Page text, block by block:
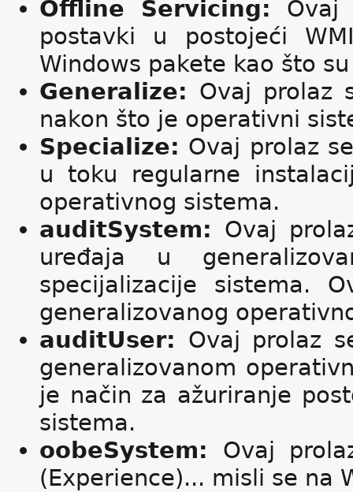
Offline Servicing: Ovaj
postavki u postojeći
Windows pakete kao što
Generalize: Ovaj prolaz
nakon što je operativni
Specialize: Ovaj prolaz
u toku regularne
operativnog sistema.
auditSystem: Ovaj
uređaja u
specijalizacije sistema.
generalizovanog
auditUser: Ovaj prolaz
generalizovanom
je način za ažuriranje
sistema.
oobeSystem: Ovaj
(Experience)... misli se na